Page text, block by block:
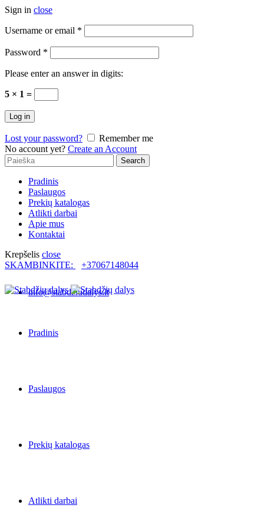
Sign in close
Username or email *
Password *
Please enter an answer in digits:
5 × 1 =
Log in
Lost your password?
Remember me
No account yet? Create an Account
Search
for:
Search
Pradinis
Paslaugos
Prekių katalogas
Atlikti darbai
Apie mus
Kontaktai
Krepšelis close
SKAMBINKITE:
+37067148044
info@stabdziudalys.lt
Pradinis
Paslaugos
Prekių katalogas
Atlikti darbai